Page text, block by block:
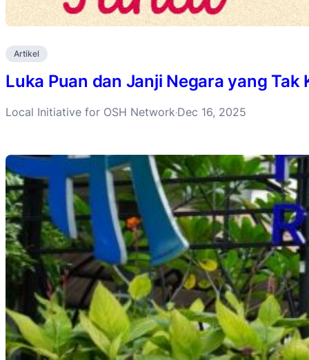
Artikel
Luka Puan dan Janji Negara yang Tak
Local Initiative for OSH Network·Dec 16, 2025